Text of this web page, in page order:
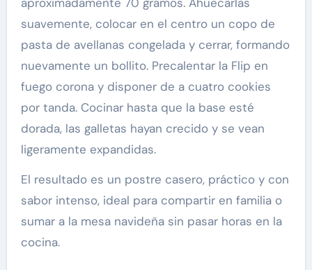
suavemente, colocar en el centro un copo de
pasta de avellanas congelada y cerrar, formando
nuevamente un bollito. Precalentar la Flip en
fuego corona y disponer de a cuatro cookies
por tanda. Cocinar hasta que la base esté
dorada, las galletas hayan crecido y se vean
ligeramente expandidas.
El resultado es un postre casero, práctico y con
sabor intenso, ideal para compartir en familia o
sumar a la mesa navideña sin pasar horas en la
cocina.